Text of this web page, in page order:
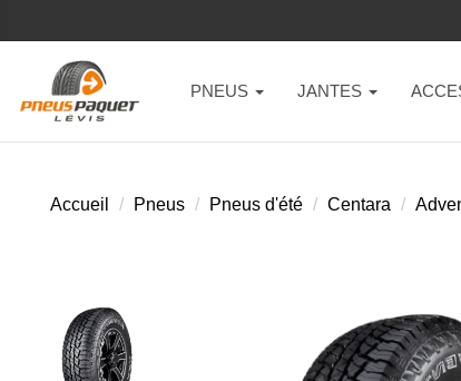
PNEUS JANTES
Accueil Pneus Pneus d'été Centara